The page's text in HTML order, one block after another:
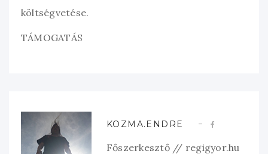
költségvetése.
TÁMOGATÁS
KOZMA.ENDRE
Főszerkesztő // regigyor.hu